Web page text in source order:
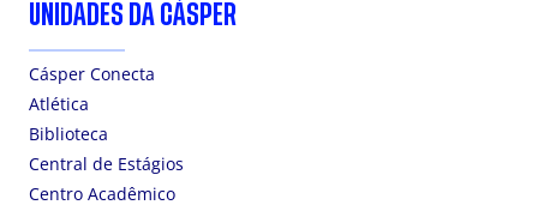
UNIDADES DA CÁSPER
Cásper Conecta
Atlética
Biblioteca
Central de Estágios
Centro Acadêmico